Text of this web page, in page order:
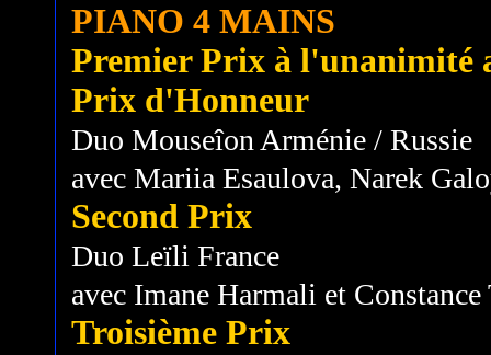
PIANO 4 MAINS
Premier Prix à l'unanimité
Prix d'Honneur
Duo Mouseîon Arménie / Russie
avec Mariia Esaulova, Narek
Second Prix
Duo Leïli France
avec Imane Harmali et Constance
Troisième Prix